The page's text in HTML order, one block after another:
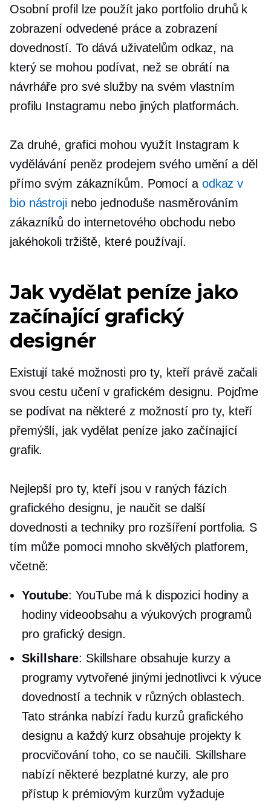
Osobní profil lze použít jako portfolio druhů k
zobrazení odvedené práce a zobrazení
dovedností. To dává uživatelům odkaz, na
který se mohou podívat, než se obrátí na
návrháře pro své služby na svém vlastním
profilu Instagramu nebo jiných platformách.
Za druhé, grafici mohou využít Instagram k
vydělávání peněz prodejem svého umění a děl
přímo svým zákazníkům. Pomocí a odkaz v
bio nástrojinebo jednoduše nasměrováním
zákazníků do internetového obchodu nebo
jakéhokoli tržiště, které používají.
Jak vydělat peníze jako
začínající grafický
designér
Existují také možnosti pro ty, kteří právě začali
svou cestu učení v grafickém designu. Pojďme
se podívat na některé z možností pro ty, kteří
přemýšlí, jak vydělat peníze jako začínající
grafik.
Nejlepší pro ty, kteří jsou v raných fázích
grafického designu, je naučit se další
dovednosti a techniky pro rozšíření portfolia. S
tím může pomoci mnoho skvělých platforem,
včetně:
Youtube: YouTube má k dispozici hodiny a
hodiny videoobsahu a výukových programů
pro grafický design.
Skillshare: Skillshare obsahuje kurzy a
programy vytvořené jinými jednotlivci k výuce
dovedností a technik v různých oblastech.
Tato stránka nabízí řadu kurzů grafického
designu a každý kurz obsahuje projekty k
procvičování toho, co se naučili. Skillshare
nabízí některé bezplatné kurzy, ale pro
přístup k prémiovým kurzům vyžaduje